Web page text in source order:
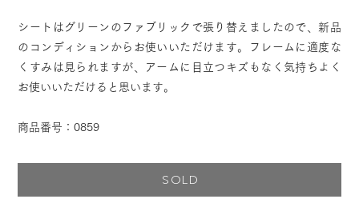
シートはグリーンのファブリックで張り替えましたので、新品
のコンディションからお使いいただけます。フレームに適度な
くすみは見られますが、アームに目立つキズもなく気持ちよく
お使いいただけると思います。
商品番号：0859
SOLD